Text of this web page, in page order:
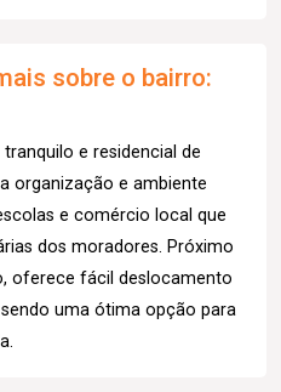
sobre o bairro:
e residencial de
organização e ambiente
e comércio local que
dos moradores. Próximo
oferece fácil deslocamento
uma ótima opção para